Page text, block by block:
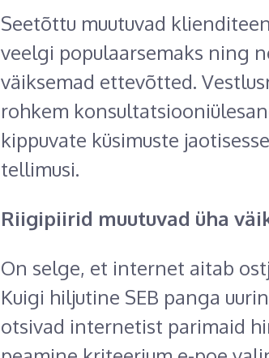
Seetõttu muutuvad
veelgi populaarsemaks ning
väiksemad ettevõtted.
rohkem
kippuvate küsimuste
tellimusi.
Riigipiirid muutuvad üha
On selge, et internet aitab
Kuigi hiljutine SEB panga
otsivad internetist parimaid